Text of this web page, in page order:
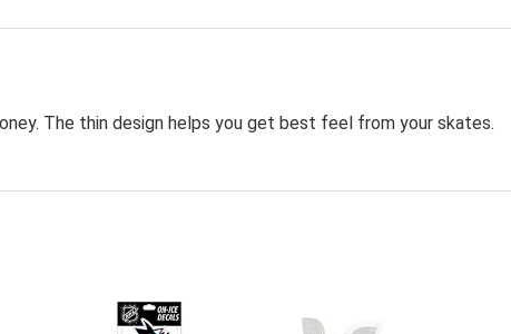
The thin design helps you get best feel from your skates.